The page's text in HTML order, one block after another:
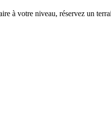
à votre niveau, réservez un